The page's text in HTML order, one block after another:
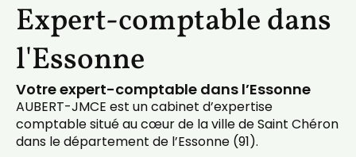
Expert-comptable dans
l'Essonne
Votre expert-comptable dans l’Essonne
AUBERT-JMCE est un cabinet d’expertise
comptable situé au cœur de la ville de Saint Chéron
dans le département de l’Essonne (91).